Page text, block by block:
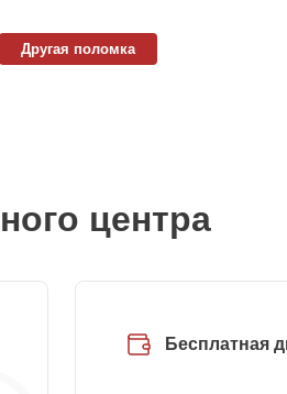
Другая поломка
центра
Бесплатная